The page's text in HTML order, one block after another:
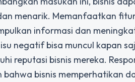
menarik. Memanfaatkan
informasi dan
negatif bisa muncul kapan
reputasi bisnis mereka.
bisnis memperhatikan